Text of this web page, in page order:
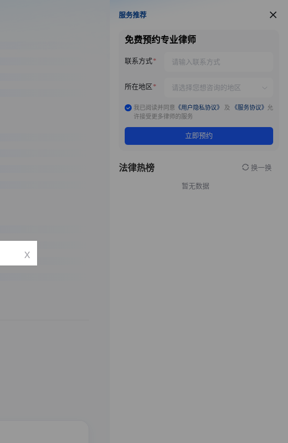
服务推荐
服务推荐
免费预约专业律师
联系方式
所在地区
我已阅读并同意 《用户隐私协议》 及 《服务协议》 允
许接受更多律师的服务
立即预约
法律热榜 换一换
暂无数据
x